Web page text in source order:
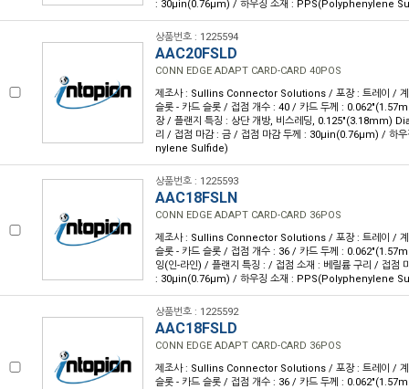
: 30µin(0.76µm) / 하우징 소재 : PPS(Polyphenylene
상품번호 : 1225594
AAC20FSLD
CONN EDGE ADAPT CARD-CARD 40POS
제조사 : Sullins Connector Solutions / 포장 : 트레이 / 계
슬롯 - 카드 슬롯 / 접점 개수 : 40 / 카드 두께 :
장 / 플랜지 특징 : 상단 개방, 비스레딩, 0.125"(3.18mm)
리 / 접점 마감 : 금 / 접점 마감 두께 : 30µin(0.76µm) / 하
nylene Sulfide)
상품번호 : 1225593
AAC18FSLN
CONN EDGE ADAPT CARD-CARD 36POS
제조사 : Sullins Connector Solutions / 포장 : 트레이 / 계
슬롯 - 카드 슬롯 / 접점 개수 : 36 / 카드 두께 :
잉(인-라인) / 플랜지 특징 : / 접점 소재 : 베릴륨 구리 / 접점
: 30µin(0.76µm) / 하우징 소재 : PPS(Polyphenylene
상품번호 : 1225592
AAC18FSLD
CONN EDGE ADAPT CARD-CARD 36POS
제조사 : Sullins Connector Solutions / 포장 : 트레이 / 계
슬롯 - 카드 슬롯 / 접점 개수 : 36 / 카드 두께 :